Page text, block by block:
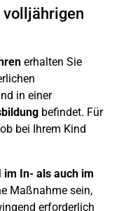
volljährigen
erhalten Sie
in einer
befindet. Für
bei Ihrem Kind
im In- als auch im
Maßnahme sein,
erforderlich